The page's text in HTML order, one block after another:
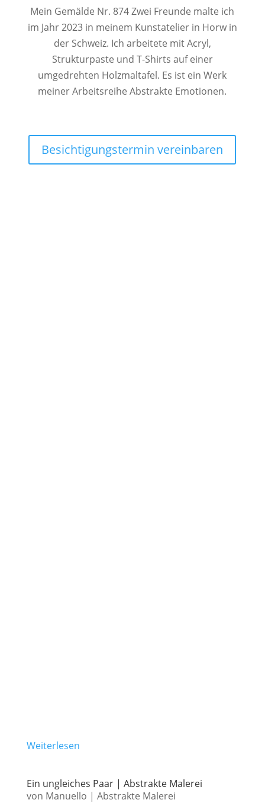
Mein Gemälde Nr. 874 Zwei Freunde malte ich
im Jahr 2023 in meinem Kunstatelier in Horw in
der Schweiz. Ich arbeitete mit Acryl,
Strukturpaste und T-Shirts auf einer
umgedrehten Holzmaltafel. Es ist ein Werk
meiner Arbeitsreihe Abstrakte Emotionen.
Besichtigungstermin vereinbaren
Weiterlesen
Ein ungleiches Paar | Abstrakte Malerei
von Manuello | Abstrakte Malerei